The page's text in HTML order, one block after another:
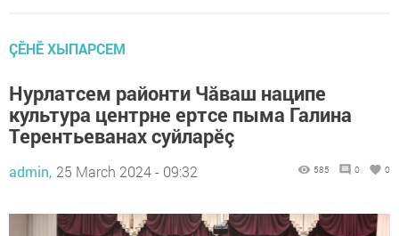
ÇӖНӖ ХЫПАРСЕМ
Нурлатсем районти Чăваш наципе
культура центрне ертсе пыма Галина
Терентьеванах суйларӗç
admin, 25 March 2024 - 09:32 585 0 0